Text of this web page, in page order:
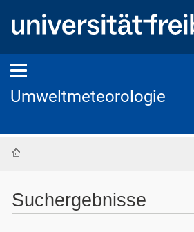
Umweltmeteorologie
Suchergebnisse